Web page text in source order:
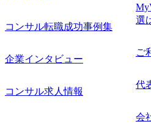
コンサル転職成功事例集
企業インタビュー
コンサル求人情報
選
ご
代
会